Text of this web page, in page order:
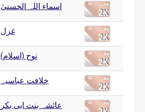
اسماء اللہ الحسنیٰ
غزل
نوح (اسلام)
خلافت عباسیہ
عائشہ بنت ابی بکر